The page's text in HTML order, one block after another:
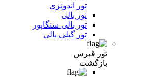
تور اندونزی
تور بالی
تور بالی سنگاپور
تور گیلی بالی
تور قبرس
بازگشت